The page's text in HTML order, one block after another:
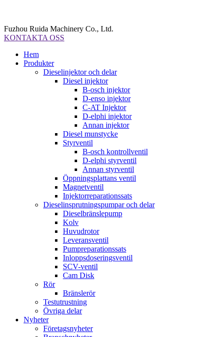
Fuzhou Ruida Machinery Co., Ltd.
KONTAKTA OSS
Hem
Produkter
Dieselinjektor och delar
Diesel injektor
B-osch injektor
D-enso injektor
C-AT Injektor
D-elphi injektor
Annan injektor
Diesel munstycke
Styrventil
B-osch kontrollventil
D-elphi styrventil
Annan styrventil
Öppningsplattans ventil
Magnetventil
Injektorreparationssats
Dieselinsprutningspumpar och delar
Dieselbränslepump
Kolv
Huvudrotor
Leveransventil
Pumpreparationssats
Inloppsdoseringsventil
SCV-ventil
Cam Disk
Rör
Bränslerör
Testutrustning
Övriga delar
Nyheter
Företagsnyheter